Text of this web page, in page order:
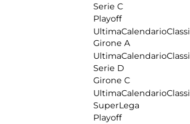
Serie C
Playoff
UltimaCalendario
Girone A
UltimaCalendario
Serie D
Girone C
UltimaCalendario
SuperLega
Playoff